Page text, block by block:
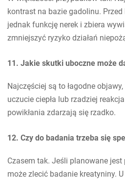
kontrast na bazie gadolinu.
jednak funkcję nerek i zbiera
zmniejszyć ryzyko działań
11. Jakie skutki uboczne może
Najczęściej są to łagodne
uczucie ciepła lub rzadziej
powikłania zdarzają się rzadko.
12. Czy do badania trzeba się
Czasem tak. Jeśli planowane
może zlecić badanie kreatyniny.